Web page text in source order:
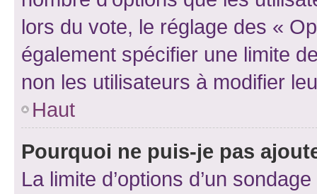
lors du vote, le réglage des «
également spécifier une limite
non les utilisateurs à modifier
Haut
Pourquoi ne puis-je pas
La limite d’options d’un